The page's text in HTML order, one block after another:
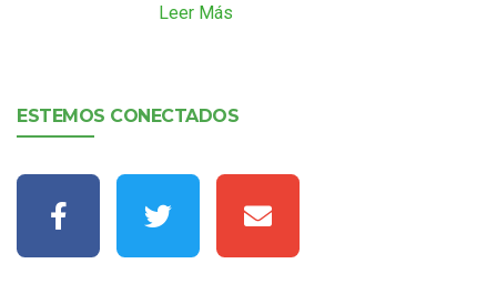
Leer Más
ESTEMOS CONECTADOS